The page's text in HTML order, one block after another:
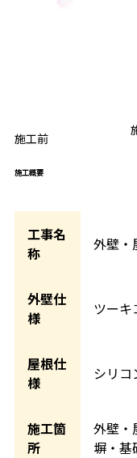
施工前
施工概要
工事名
称
外壁・
外壁仕
様
ツーキ
屋根仕
様
シリコ
施工箇
所
外壁・
塀・基